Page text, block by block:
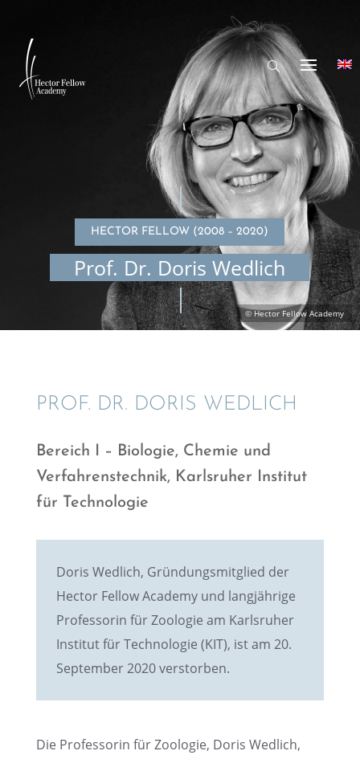
HECTOR FELLOW (2008 – 2020)
Prof. Dr. Doris Wedlich
PROF. DR. DORIS WEDLICH
Bereich I – Biolo­gie, Chemie und
Verfah­rens­tech­nik, Karls­ru­her Insti­tut
für Technologie
Doris Wedlich, Gründungs­mit­glied der
Hector Fellow Academy und langjäh­rige
Profes­so­rin für Zoolo­gie am Karls­ru­her
Insti­tut für Techno­lo­gie (KIT), ist am 20.
Septem­ber 2020 verstorben.
Die Profes­so­rin für Zoolo­gie, Doris Wedlich,